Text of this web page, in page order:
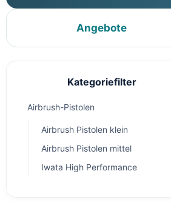
Angebote
Kategoriefilter
Airbrush-Pistolen
Airbrush Pistolen klein
Airbrush Pistolen mittel
Iwata High Performance